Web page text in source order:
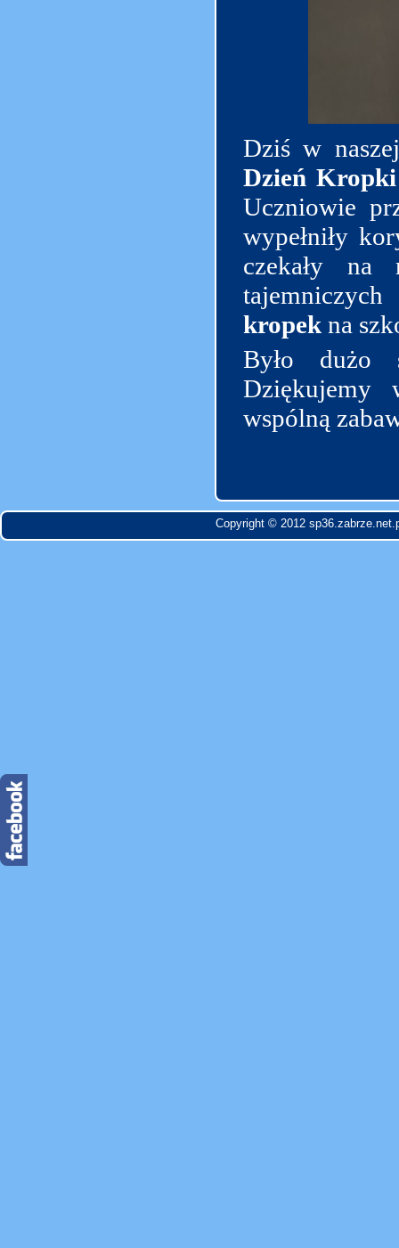
Dziś w
Dzień Kropki
Uczniowie
wypełniły
czekały
kropek na
Było dużo
Dziękujemy
wspólną
Copyright © 2012